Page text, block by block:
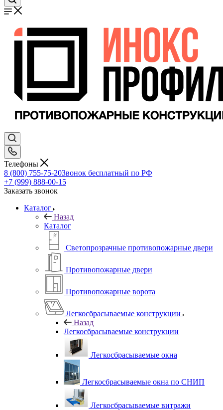
Телефоны
8 (800) 755-75-20Звонок бесплатный по РФ
+7 (999) 888-00-15
Заказать звонок
Каталог
Назад
Каталог
Светопрозрачные противопожарные двери
Противопожарные двери
Противопожарные ворота
Легкосбрасываемые конструкции
Назад
Легкосбрасываемые конструкции
Легкосбрасываемые окна
Легкосбрасываемые окна по СНИП
Легкосбрасываемые витражи